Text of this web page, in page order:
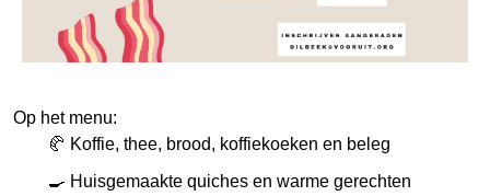
Op het menu:
🥐 Koffie, thee, brood, koffiekoeken en beleg
🍳 Huisgemaakte quiches en warme gerechten